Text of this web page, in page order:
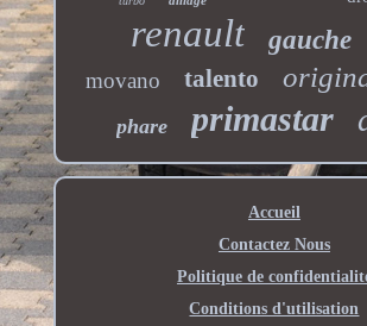
renault gauche
movano talento
phare primastar
Accueil
Contactez Nous
Politique de
Conditions d'utilisation